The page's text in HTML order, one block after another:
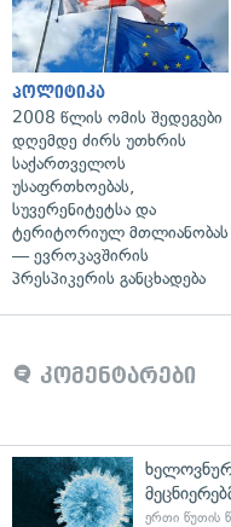
პოლიტიკა
2008 წლის ომის შედეგები
დღემდე ძირს უთხრის
საქართველოს
უსაფრთხოებას,
სუვერენიტეტსა და
ტერიტორიულ მთლიანობას
— ევროკავშირის
პრესპიკერის განცხადება
კომენტარები
ერთი წუთის